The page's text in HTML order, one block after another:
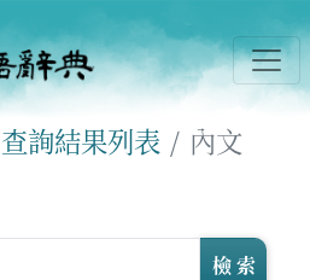
查詢結果列表 內文
檢 索